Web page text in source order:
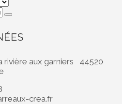
rivière aux garniers 44520
crea.fr